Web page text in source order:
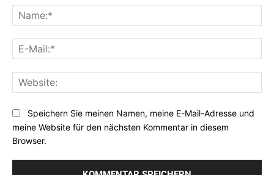
Speichern Sie meinen Namen, meine E-Mail-Adresse und
meine Website für den nächsten Kommentar in diesem
Browser.